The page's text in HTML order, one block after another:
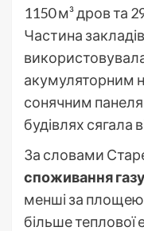
1150 м³ дров та
Частина
акумуляторним
сонячним
будівлях сягала
За словами
споживання
менші за площею
більше теплової